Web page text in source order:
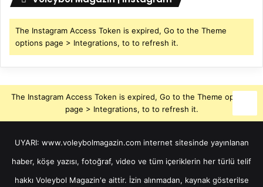
The Instagram Access Token is expired, Go to the Theme
options page > Integrations, to to refresh it.
The Instagram Access Token is expired, Go to the Theme options
page > Integrations, to to refresh it.
UYARI: www.voleybolmagazin.com internet sitesinde yayınlanan
haber, köşe yazısı, fotoğraf, video ve tüm içeriklerin her türlü telif
hakkı Voleybol Magazin'e aittir. İzin alınmadan, kaynak gösterilse